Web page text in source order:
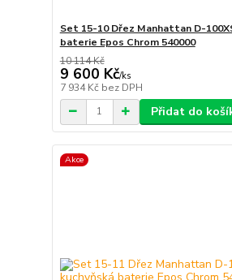
Set 15-10 Dřez Manhattan D-
baterie Epos Chrom 540000
10 114 Kč
9 600 Kč/ks
7 934 Kč bez DPH
Přidat do
Akce